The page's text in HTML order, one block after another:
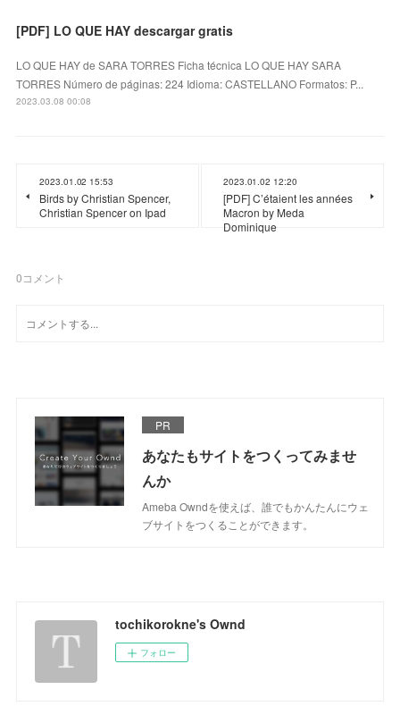
[PDF] LO QUE HAY descargar gratis
LO QUE HAY de SARA TORRES Ficha técnica LO QUE HAY SARA
TORRES Número de páginas: 224 Idioma: CASTELLANO Formatos: P...
2023.03.08 00:08
2023.01.02 15:53
Birds by Christian Spencer,
Christian Spencer on Ipad
2023.01.02 12:20
[PDF] C’étaient les années
Macron by Meda
Dominique
0コメント
PR
あなたもサイトをつくってみませ
んか
Ameba Owndを使えば、誰でもかんたんにウェ
ブサイトをつくることができます。
tochikorokne's Ownd
フォロー